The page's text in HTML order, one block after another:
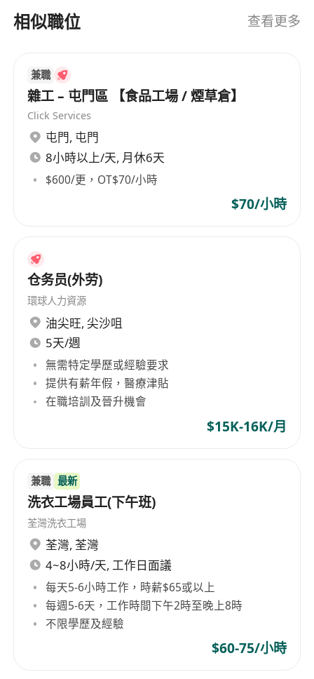
-優厚薪酬、獎金及保證雙糧 (不用銷售)
-門診及住院福利、免費產品、員工購物優惠
-完善培訓及良好晉升機會
有意者請WHATSAPP********** (奧思集團 - 人力
資源部)
相似職位 查看更多
兼職
雜工 – 屯門區 【食品工場 / 煙草倉】
Click Services
屯門, 屯門
8小時以上/天, 月休6天
$600/更，OT$70/小時
$70/小時
仓务员(外劳)
環球人力資源
油尖旺, 尖沙咀
5天/週
無需特定學歷或經驗要求
提供有薪年假，醫療津貼
在職培訓及晉升機會
$15K-16K/月
兼職 最新
洗衣工場員工(下午班)
荃灣洗衣工場
荃灣, 荃灣
4~8小時/天, 工作日面議
每天5-6小時工作，時薪$65或以上
每週5-6天，工作時間下午2時至晚上8時
不限學歷及經驗
$60-75/小時